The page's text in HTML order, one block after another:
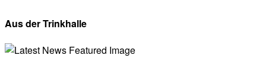
Aus der Trinkhalle